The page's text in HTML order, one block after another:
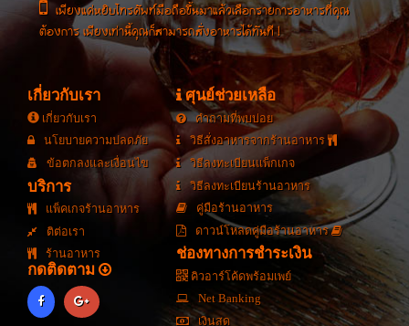
เพียงแค่หยิบโทรศัพท์มือถือขึ้นมาแล้วเลือกรายการอาหารที่คุณ
ต้องการ เพียงเท่านี้คุณก็สามารถสั่งอาหารได้ทันที !
เกี่ยวกับเรา
เกี่ยวกับเรา
นโยบายความปลดภัย
ข้อตกลงและเงื่อนไข
บริการ
แพ็คเกจร้านอาหาร
ติต่อเรา
ร้านอาหาร
กดติดตาม
ศุนย์ช่วยเหลือ
คำถามที่พบบ่อย
วิธีสั่งอาหารจากร้านอาหาร
วิธีลงทะเบียนแพ็กเกจ
วิธีลงทะเบียนร้านอาหาร
คู่มือร้านอาหาร
ดาวน์โหลดคู่มือร้านอาหาร
ช่องทางการชำระเงิน
คิวอาร์โค้ดพร้อมเพย์
Net Banking
เงินสด